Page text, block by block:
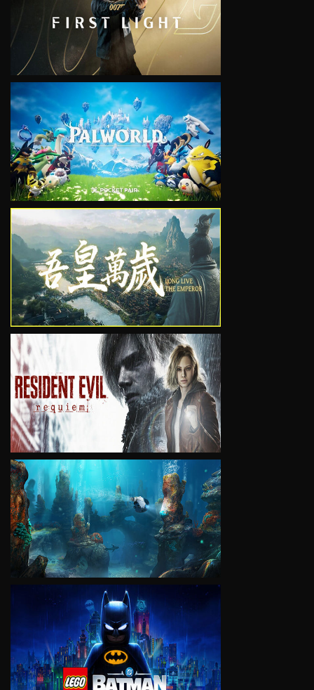
VIEW
VIEW
VIEW
VIEW
VIEW
VIEW